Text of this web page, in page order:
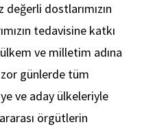
dostlarımızın
tedavisine katkı
ve milletim adına
zor günlerde tüm
ve aday ülkeleriyle
örgütlerin